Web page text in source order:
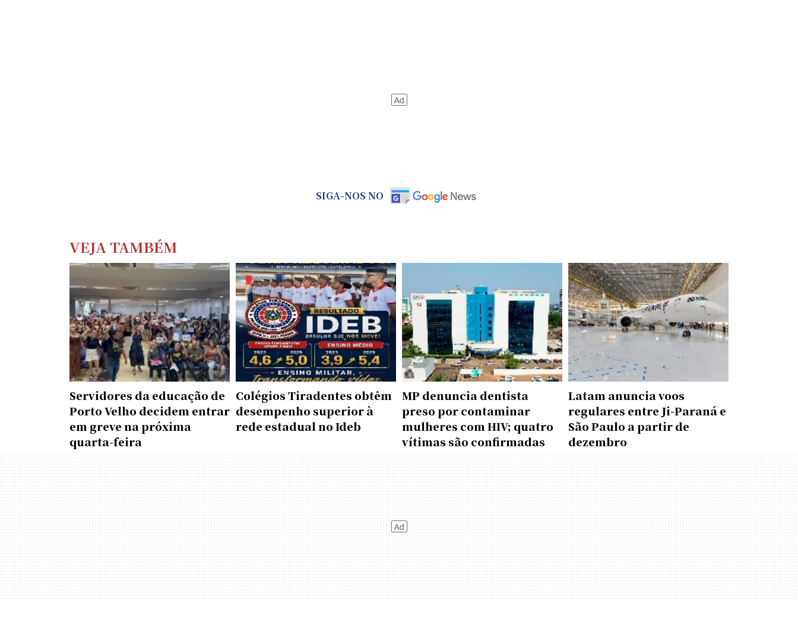
SIGA-NOS NO
VEJA TAMBÉM
Servidores da educação de
Porto Velho decidem entrar
em greve na próxima
quarta-feira
Colégios Tiradentes obtêm
desempenho superior à
rede estadual no Ideb
MP denuncia dentista
preso por contaminar
mulheres com HIV; quatro
vítimas são confirmadas
Latam anuncia voos
regulares entre Ji-Paraná e
São Paulo a partir de
dezembro